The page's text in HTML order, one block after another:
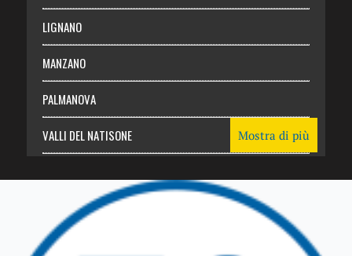
LIGNANO
MANZANO
PALMANOVA
VALLI DEL NATISONE
TRICESIMO
TARCENTO
Mostra di più